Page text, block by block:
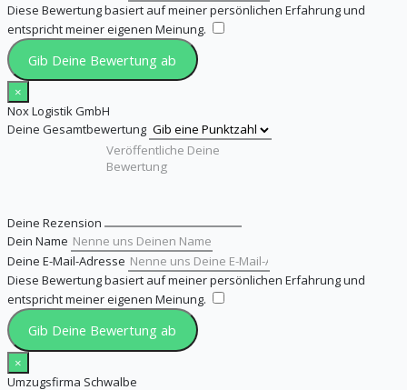
Diese Bewertung basiert auf meiner persönlichen Erfahrung und
entspricht meiner eigenen Meinung.
Gib Deine Bewertung ab
×
Nox Logistik GmbH
Deine Gesamtbewertung
Deine Rezension
Dein Name
Deine E-Mail-Adresse
Diese Bewertung basiert auf meiner persönlichen Erfahrung und
entspricht meiner eigenen Meinung.
Gib Deine Bewertung ab
×
Umzugsfirma Schwalbe